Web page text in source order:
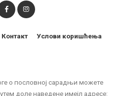
о пословној сарадњи можете
доле наведене имејл адресе:
Контакт Услови коришћења